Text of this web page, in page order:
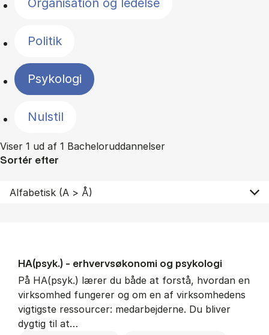
Organisation og ledelse
Politik
Psykologi
Nulstil
Viser 1 ud af 1 Bacheloruddannelser
Sortér efter
HA(psyk.) - erhvervs­økonomi og psy­ko­lo­gi
På HA(psyk.) lærer du både at forstå, hvordan en
virksomhed fungerer og om en af virksomhedens
vigtigste ressourcer: medarbejderne. Du bliver
dygtig til at…